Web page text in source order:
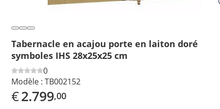
Tabernacle en acajou porte en laiton doré
symboles IHS 28x25x25 cm
0
Modèle : TB002152
€2.799,00